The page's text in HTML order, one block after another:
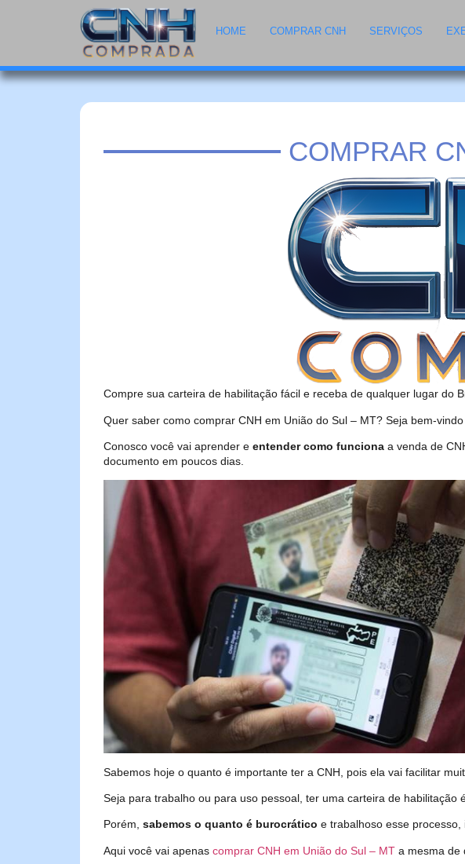
HOME COMPRAR CNH SERVIÇOS
COMPRAR
Compre sua carteira de habilitação fácil e receba de qualquer lugar do
Quer saber como comprar CNH em União do Sul – MT? Seja bem-
Conosco você vai aprender e entender como funciona a venda de
documento em poucos dias.
Sabemos hoje o quanto é importante ter a CNH, pois ela vai facilitar
Seja para trabalho ou para uso pessoal, ter uma carteira de habilitação
Porém, sabemos o quanto é burocrático e trabalhoso esse
Aqui você vai apenas comprar CNH em União do Sul – MT a mesma de